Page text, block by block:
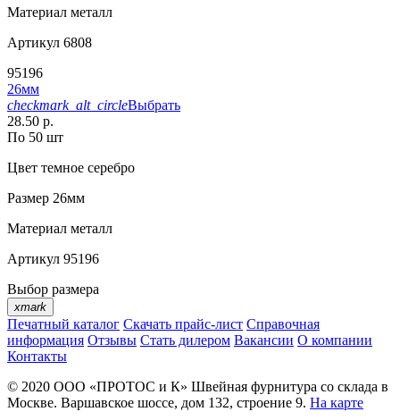
Материал металл
Артикул 6808
95196
26мм
checkmark_alt_circleВыбрать
28.50 р.
По 50 шт
Цвет темное серебро
Размер 26мм
Материал металл
Артикул 95196
Выбор размера
xmark
Печатный каталог Скачать прайс-лист Справочная
информация Отзывы Стать дилером Вакансии О компании
Контакты
© 2020 ООО «ПРОТОС и К» Швейная фурнитура со склада в
Москве. Варшавское шоссе, дом 132, строение 9. На карте